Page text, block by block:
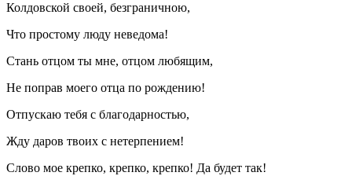
Колдовской своей, безграничною,
Что простому люду неведома!
Стань отцом ты мне, отцом любящим,
Не поправ моего отца по рождению!
Отпускаю тебя с благодарностью,
Жду даров твоих с нетерпением!
Слово мое крепко, крепко, крепко! Да будет так!